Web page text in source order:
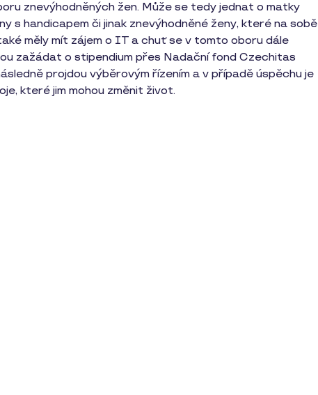
znevýhodněných žen. Může se tedy jednat o matky
s handicapem či jinak znevýhodněné ženy, které na sobě
měly mít zájem o IT a chuť se v tomto oboru dále
zažádat o stipendium přes Nadační fond Czechitas
projdou výběrovým řízením a v případě úspěchu je
které jim mohou změnit život.